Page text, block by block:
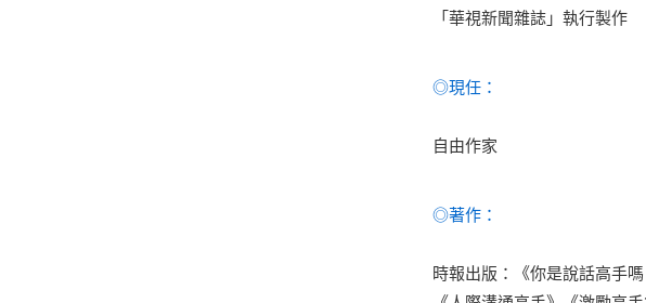
「華視新聞雜誌」執行製作
◎現任：
自由作家
◎著作：
時報出版：《你是說話高手